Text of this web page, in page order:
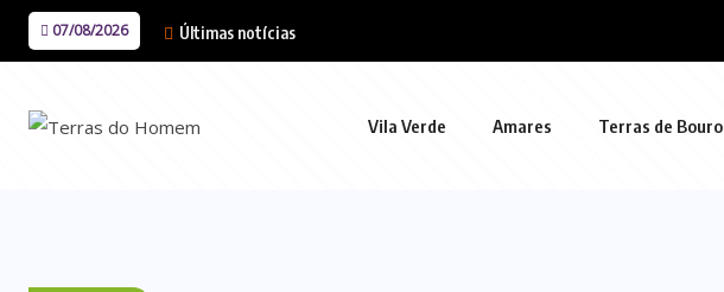
07/08/2026 Últimas notícias
Vila Verde Amares Terras de Bouro